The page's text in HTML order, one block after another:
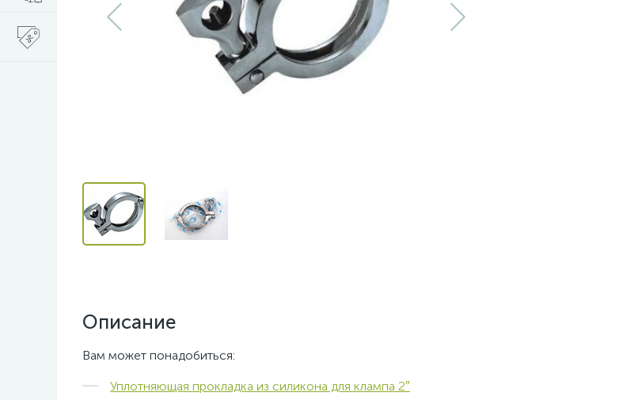
Описание
Вам может понадобиться:
Уплотняющая прокладка из силикона для клампа 2″